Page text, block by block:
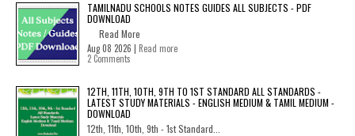
TAMILNADU SCHOOLS NOTES GUIDES ALL SUBJECTS - PDF
DOWNLOAD
Read More
Aug 08 2026 | Read more
2 Comments
12TH, 11TH, 10TH, 9TH TO 1ST STANDARD ALL STANDARDS -
LATEST STUDY MATERIALS - ENGLISH MEDIUM & TAMIL MEDIUM -
DOWNLOAD
12th, 11th, 10th, 9th - 1st Standard...